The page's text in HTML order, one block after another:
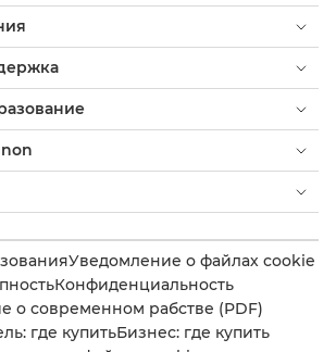
Уведомление о файлах cookie
Конфиденциальность
о современном рабстве (PDF)
где купитьБизнес: где купить